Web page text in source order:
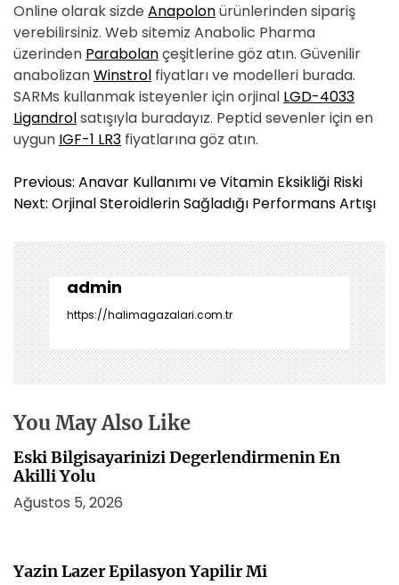
Online olarak sizde Anapolonürünlerinden sipariş
verebilirsiniz. Web sitemiz Anabolic Pharma
üzerinden Parabolançeşitlerine göz atın. Güvenilir
anabolizanWinstrol fiyatları ve modelleri burada.
SARMs kullanmak isteyenler için orjinal LGD-4033
Ligandrolsatışıyla buradayız. Peptid sevenler için en
uygun IGF-1 LR3 fiyatlarına göz atın.
Y
a
ı
g
e
z
i
n
m
s
i
Previous: Anavar Kullanımı ve Vitamin Eksikliği Riski
Next: Orjinal Steroidlerin Sağladığı Performans Artışı
admin
https://halimagazalari.com.tr
You May Also Like
Eski Bilgisayarinizi Degerlendirmenin En
Akilli Yolu
Ağustos 5, 2026
Yazin Lazer Epilasyon Yapilir Mi